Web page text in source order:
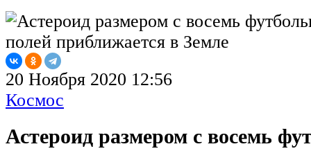
20 Ноября 2020 12:56
Космос
Астероид размером с восемь